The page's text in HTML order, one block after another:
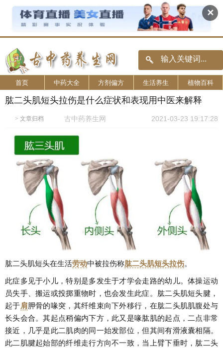
✕
首页 中药大全 方剂偏方 生活养生 植物百科
肱二头肌短头拉伤是什么症状和表现用中医来解释
> 文章归档 古中药养生网 2021-03-23 19:17:28
肱二头肌短头在生活劳动中被拉伤称肱二头肌短头拉伤。
此症多见于小儿，特别是多发生于才学会走路的幼儿。体操运动
员失手、搬运或投掷重物时，也会发生此症。肱二头肌短头腱，
起于肩胛骨的喙突，其纤维束向下外移行，在肱二头肌肌腹处与
长头会合。其起点稍偏内下方，此又是喙肱肌的起点，二点非常
接近，几乎是此二肌肉的同一始发部位，但其间有滑液囊相隔。
此二肌腱起始部的纤维走行方向不一致，当上臂下垂时，肱二头